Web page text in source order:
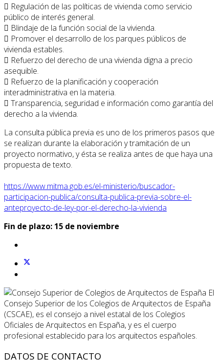
 Regulación de las políticas de vivienda como servicio
público de interés general.
 Blindaje de la función social de la vivienda.
 Promover el desarrollo de los parques públicos de
vivienda estables.
 Refuerzo del derecho de una vivienda digna a precio
asequible.
 Refuerzo de la planificación y cooperación
interadministrativa en la materia.
 Transparencia, seguridad e información como garantía del
derecho a la vivienda.
La consulta pública previa es uno de los primeros pasos que
se realizan durante la elaboración y tramitación de un
proyecto normativo, y ésta se realiza antes de que haya una
propuesta de texto.
https://www.mitma.gob.es/el-ministerio/buscador-
participacion-publica/consulta-publica-previa-sobre-el-
anteproyecto-de-ley-por-el-derecho-la-vivienda
Fin de plazo: 15 de noviembre
El
Consejo Superior de los Colegios de Arquitectos de España
(CSCAE), es el consejo a nivel estatal de los Colegios
Oficiales de Arquitectos en España, y es el cuerpo
profesional establecido para los arquitectos españoles.
DATOS DE CONTACTO